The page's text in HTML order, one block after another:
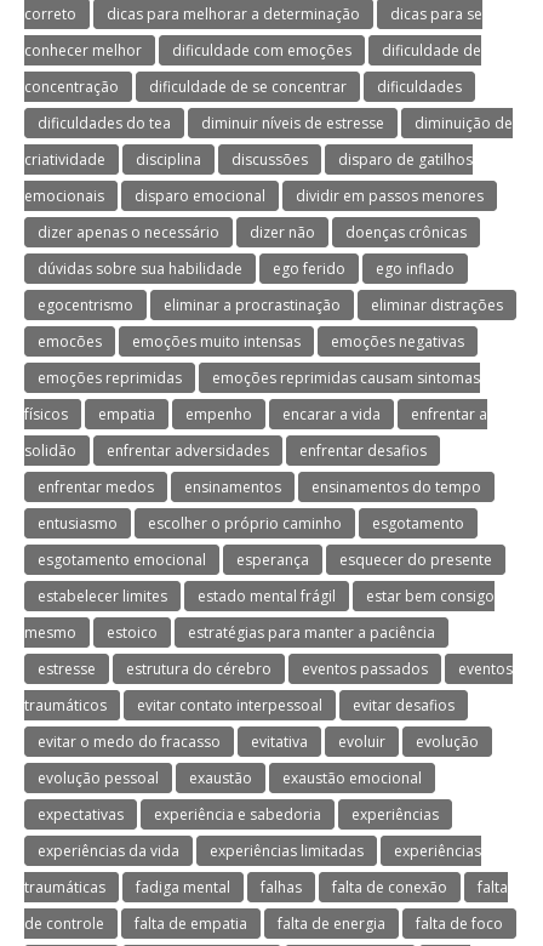
correto dicas para melhorar a determinação
dicas para se
conhecer melhor
dificuldade com emoções
dificuldade de
concentração
dificuldade de se concentrar
dificuldades
dificuldades do tea
diminuir níveis de estresse
diminuição de
criatividade
disciplina discussões
disparo de gatilhos
emocionais
disparo emocional
dividir em passos menores
dizer apenas o necessário
dizer não
doenças crônicas
dúvidas sobre sua habilidade
ego ferido
ego inflado
egocentrismo
eliminar a procrastinação
eliminar distrações
emocões
emoções muito intensas
emoções negativas
emoções reprimidas
emoções reprimidas causam sintomas
físicos
empatia empenho encarar a vida
enfrentar a
solidão
enfrentar adversidades
enfrentar desafios
enfrentar medos
ensinamentos
ensinamentos do tempo
entusiasmo
escolher o próprio caminho
esgotamento
esgotamento emocional
esperança
esquecer do presente
estabelecer limites
estado mental frágil
estar bem consigo
mesmo
estoico
estratégias para manter a paciência
estresse
estrutura do cérebro eventos passados
eventos
traumáticos
evitar contato interpessoal
evitar desafios
evitar o medo do fracasso
evitativa evoluir
evolução
evolução pessoal
exaustão
exaustão emocional
expectativas
experiência e sabedoria
experiências
experiências da vida
experiências limitadas
experiências
traumáticas
fadiga mental falhas falta de conexão
falta
de controle
falta de empatia falta de energia
falta de foco